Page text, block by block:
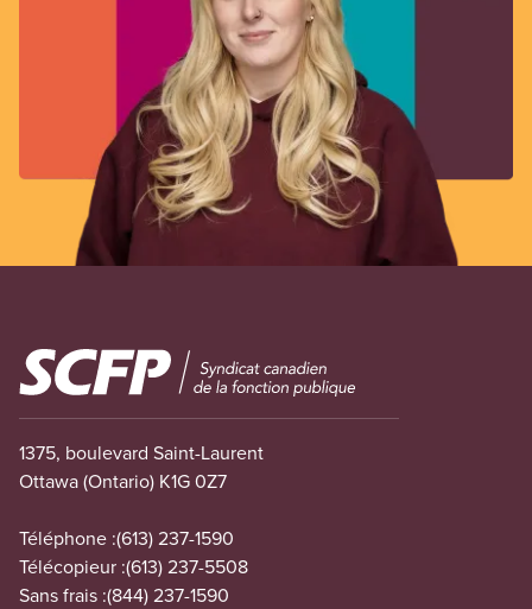
Image
1375, boulevard Saint-Laurent
Ottawa (Ontario) K1G 0Z7
Téléphone :(613) 237-1590
Télécopieur :(613) 237-5508
Sans frais :(844) 237-1590